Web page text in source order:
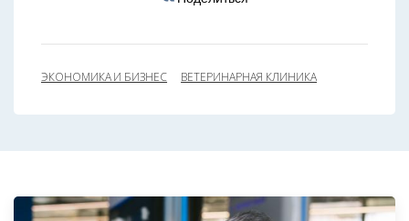
ЭКОНОМИКА И БИЗНЕС ВЕТЕРИНАРНАЯ КЛИНИКА